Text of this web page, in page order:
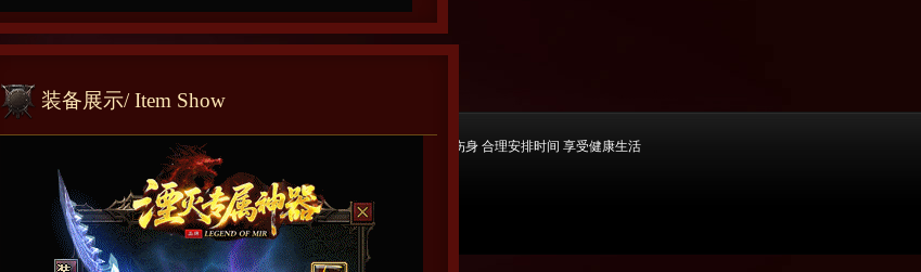
装备展示/ Item Show
抵制不良游戏 拒绝盗版游戏 注意自我保护 谨防上当受骗 适度游戏益脑 沉迷游戏伤身 合理安排时间 享受健康生活
All rights reserved. 版权所有 本游戏由【湮灭专属神器】独家开发运营
网站美术设计由：极速美工www.918ps.com提供设计制作(不参与游戏开发与运营)